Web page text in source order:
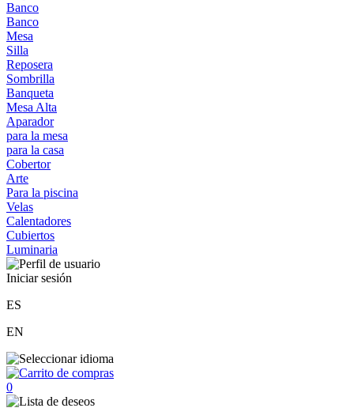
Banco
Banco
Mesa
Silla
Reposera
Sombrilla
Banqueta
Mesa Alta
Aparador
para la mesa
para la casa
Cobertor
Arte
Para la piscina
Velas
Calentadores
Cubiertos
Luminaria
Iniciar sesión
ES
EN
0